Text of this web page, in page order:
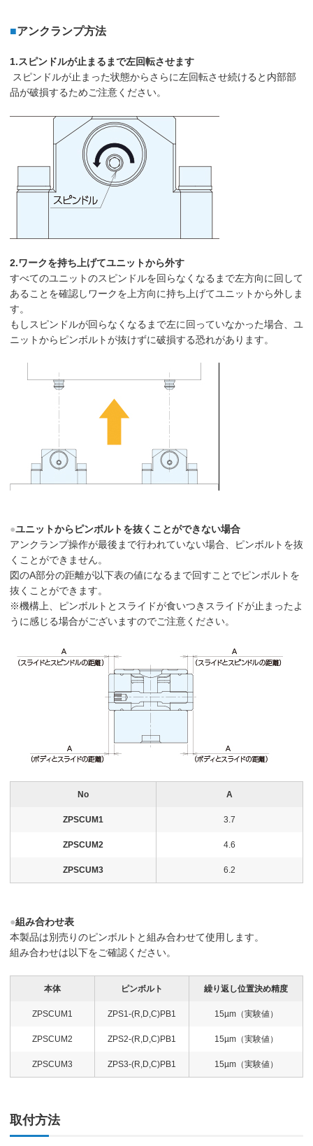
■アンクランプ方法
1.スピンドルが止まるまで左回転させます
スピンドルが止まった状態からさらに左回転させ続けると内部部
品が破損するためご注意ください。
2.ワークを持ち上げてユニットから外す
すべてのユニットのスピンドルを回らなくなるまで左方向に回して
あることを確認しワークを上方向に持ち上げてユニットから外しま
す。
もしスピンドルが回らなくなるまで左に回っていなかった場合、ユ
ニットからピンボルトが抜けずに破損する恐れがあります。
●ユニットからピンボルトを抜くことができない場合
アンクランプ操作が最後まで行われていない場合、ピンボルトを抜
くことができません。
図のA部分の距離が以下表の値になるまで回すことでピンボルトを
抜くことができます。
※機構上、ピンボルトとスライドが食いつきスライドが止まったよ
うに感じる場合がございますのでご注意ください。
No A
ZPSCUM1 3.7
ZPSCUM2 4.6
ZPSCUM3 6.2
●組み合わせ表
本製品は別売りのピンボルトと組み合わせて使用します。
組み合わせは以下をご確認ください。
本体 ピンボルト 繰り返し位置決め精度
ZPSCUM1 ZPS1-(R,D,C)PB1 15µm（実験値）
ZPSCUM2 ZPS2-(R,D,C)PB1 15µm（実験値）
ZPSCUM3 ZPS3-(R,D,C)PB1 15µm（実験値）
取付方法